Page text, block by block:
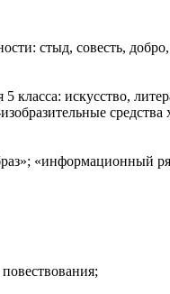
стыд, совесть,
класса: искусство,
«информационный